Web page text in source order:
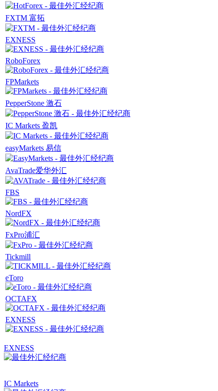
FXTM 富拓
EXNESS
RoboForex
FPMarkets
PepperStone 激石
IC Markets 盈凯
easyMarkets 易信
AvaTrade爱华外汇
FBS
NordFX
FxPro浦汇
Tickmill
eToro
OCTAFX
EXNESS
EXNESS
IC Markets